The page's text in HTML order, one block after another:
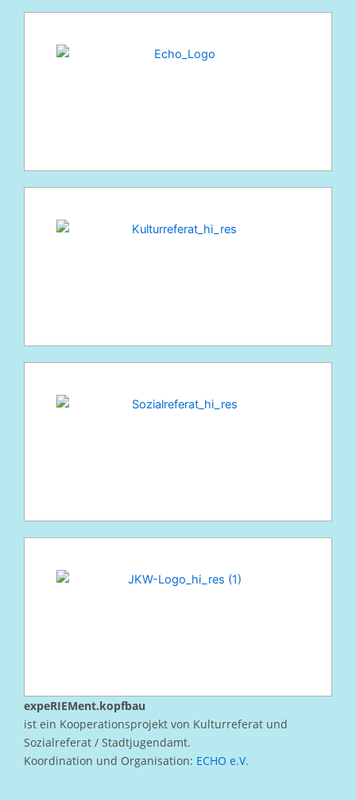
expeRIEMent.kopfbau
ist ein Kooperationsprojekt von Kulturreferat und
Sozialreferat / Stadtjugendamt.
Koordination und Organisation: ECHO e.V.